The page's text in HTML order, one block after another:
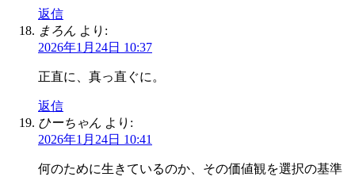
返信
まろん より:
2026年1月24日 10:37
正直に、真っ直ぐに。
返信
ひーちゃん より:
2026年1月24日 10:41
何のために生きているのか、その価値観を選択の基準